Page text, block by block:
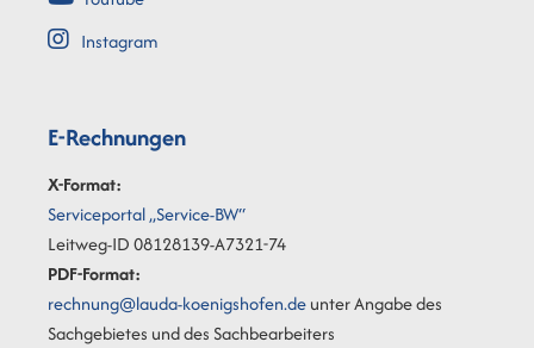
Instagram
E-Rechnungen
X-Format:
Serviceportal „Service-BW“
Leitweg-ID 08128139-A7321-74
PDF-Format:
rechnung@lauda-koenigshofen.deunter Angabe des
Sachgebietes und des Sachbearbeiters